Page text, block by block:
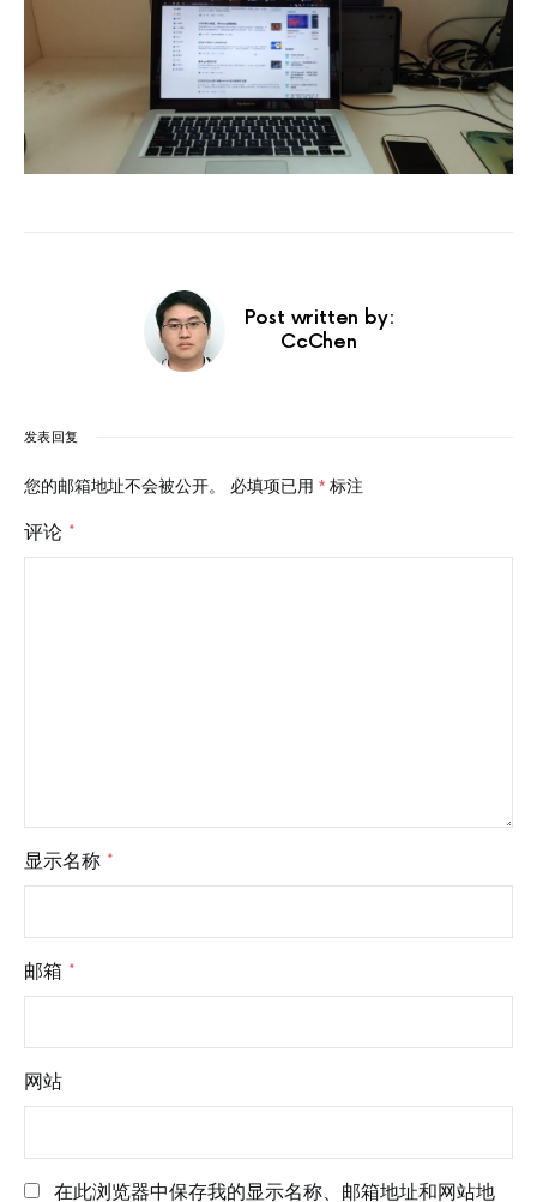
Post written by:
CcChen
发表回复
您的邮箱地址不会被公开。 必填项已用 * 标注
评论 *
显示名称 *
邮箱 *
网站
在此浏览器中保存我的显示名称、邮箱地址和网站地